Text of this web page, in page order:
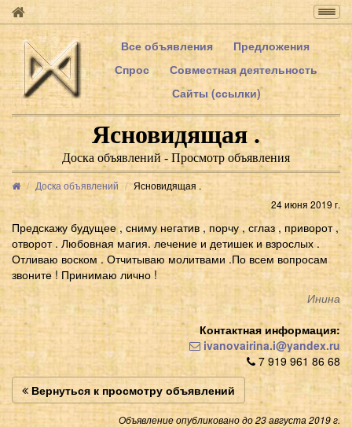
Все объявления
Предложения
Спрос
Совместная деятельность
Сайты (ссылки)
Ясновидящая .
Доска объявлений - Просмотр объявления
Доска объявлений
Ясновидящая .
24 июня 2019 г.
Предскажу будущее , сниму негатив , порчу , сглаз , приворот ,
отворот . Любовная магия. лечение и детишек и взрослых .
Отливаю воском . Отчитываю молитвами .По всем вопросам
звоните ! Принимаю лично !
Инина
Контактная информация:
ivanovairina.i@yandex.ru
7 919 961 86 68
Вернуться к просмотру объявлений
Объявление опубликовано до 23 августа 2019 г.